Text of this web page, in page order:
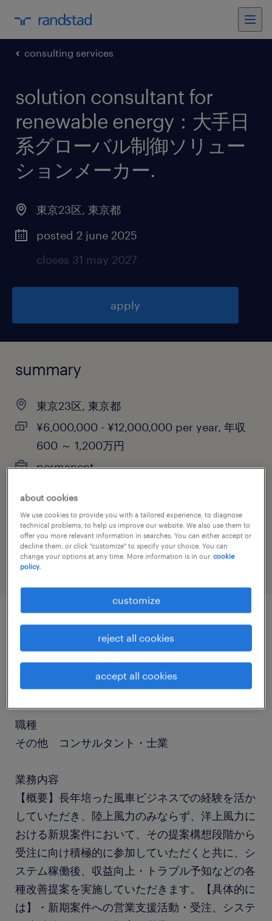
consulting services
solution consultant for
renewable energy：大手日
系グローバル制御ソリュー
ションメーカー.
東京23区, 東京都
posted 2 june 2025
closes 31 may 2027
apply
summary
東京23区, 東京都
¥6,000,000 - ¥12,000,000 per year, 年収
600 ～ 1,200万円
permanent
job category
consulting services
job details
社名非公開
職種
その他 コンサルタント・士業
業務内容
【概要】長年培った風車ビジネスでの経験を活か
していただき、陸上風力のみならず、洋上風力に
おける新規案件において、その提案構想段階から
受注に向け積極的に参加していただくと共に、シ
ステム稼働後、収益向上・トラブル予知などの各
種改善提案を実施していただきます。【具体的に
は】・新期案件への営業支援活動・受注、システ
about cookies
We use cookies to provide you with a tailored experience, to diagnose
technical problems, to help us improve our website. We also use them to
offer you more relevant information in searches. You can either accept or
decline them, or click "customize" to specify your choice. You can
change your options at any time. More information is in our cookie
policy.
customize
reject all cookies
accept all cookies